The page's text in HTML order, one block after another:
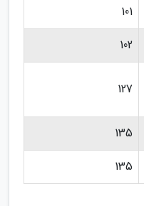
101
102
127
135
135